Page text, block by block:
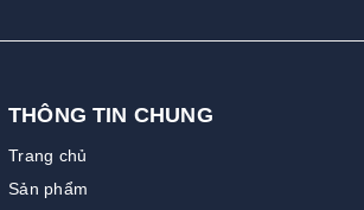
THÔNG TIN CHUNG
Trang chủ
Sản phẩm